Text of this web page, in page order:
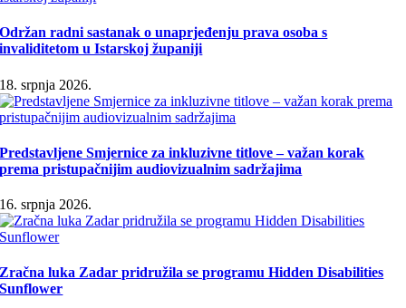
Održan radni sastanak o unaprjeđenju prava osoba s
invaliditetom u Istarskoj županiji
18. srpnja 2026.
Predstavljene Smjernice za inkluzivne titlove – važan korak
prema pristupačnijim audiovizualnim sadržajima
16. srpnja 2026.
Zračna luka Zadar pridružila se programu Hidden Disabilities
Sunflower